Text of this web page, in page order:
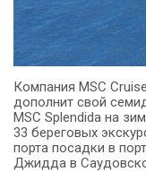
Компания MSC
дополнит свой
MSC Splendida на
33 береговых
порта посадки в
Джидда в